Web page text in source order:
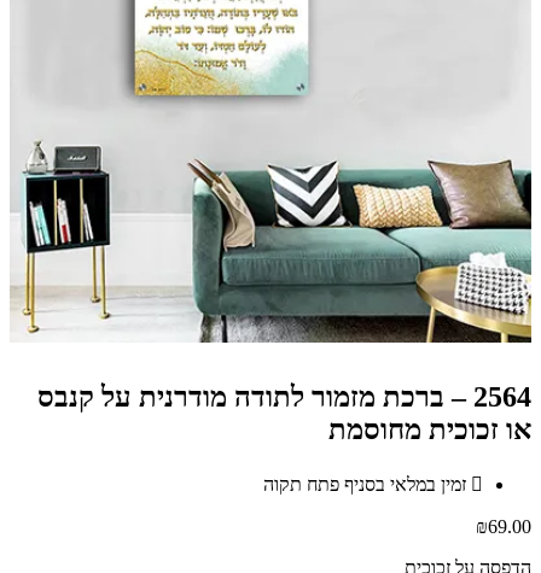
2564 – ברכת מזמור לתודה מודרנית על קנבס
או זכוכית מחוסמת
זמין במלאי בסניף פתח תקוה
₪69.00
הדפסה על זכוכית